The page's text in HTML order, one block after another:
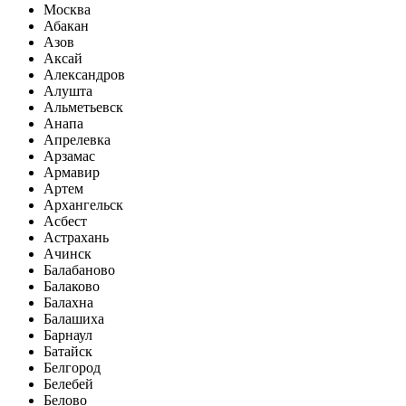
Москва
Абакан
Азов
Аксай
Александров
Алушта
Альметьевск
Анапа
Апрелевка
Арзамас
Армавир
Артем
Архангельск
Асбест
Астрахань
Ачинск
Балабаново
Балаково
Балахна
Балашиха
Барнаул
Батайск
Белгород
Белебей
Белово